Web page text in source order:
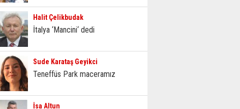
Halit Çelikbudak
İtalya ‘Mancini‘ dedi
Sude Karataş Geyikci
Teneffüs Park maceramız
İsa Altun